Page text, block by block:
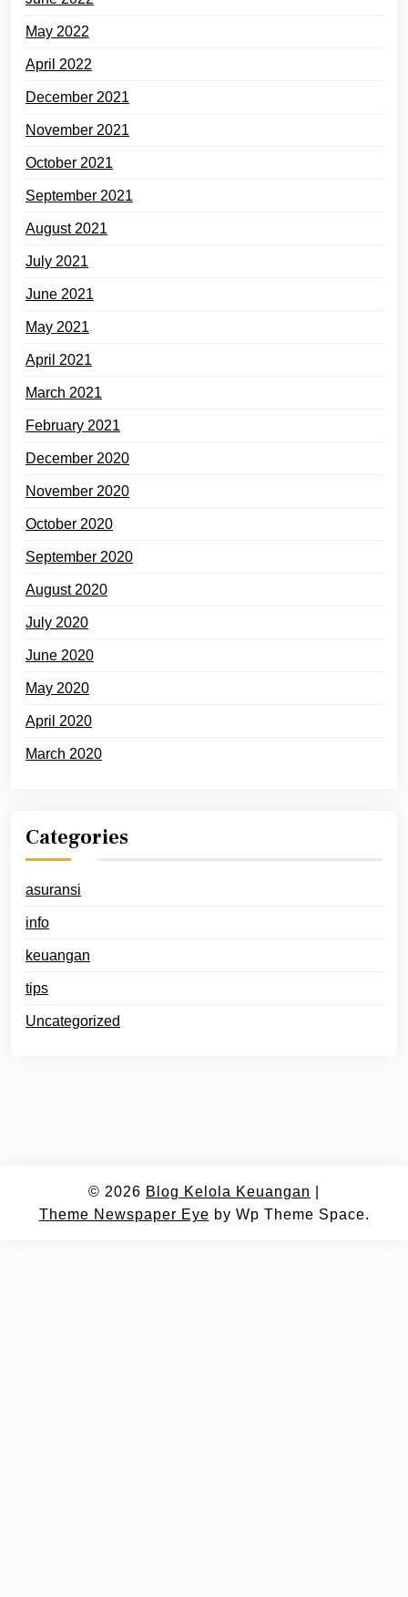
May 2022
April 2022
December 2021
November 2021
October 2021
September 2021
August 2021
July 2021
June 2021
May 2021
April 2021
March 2021
February 2021
December 2020
November 2020
October 2020
September 2020
August 2020
July 2020
June 2020
May 2020
April 2020
March 2020
Categories
asuransi
info
keuangan
tips
Uncategorized
© 2026 Blog Kelola Keuangan
Theme Newspaper Eye by Wp Theme Space.